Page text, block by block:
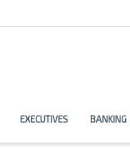
EXECUTIVES BANKING